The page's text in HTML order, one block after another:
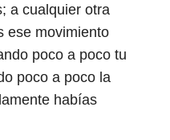
a cualquier otra
ese movimiento
poco a poco tu
poco a poco la
habías